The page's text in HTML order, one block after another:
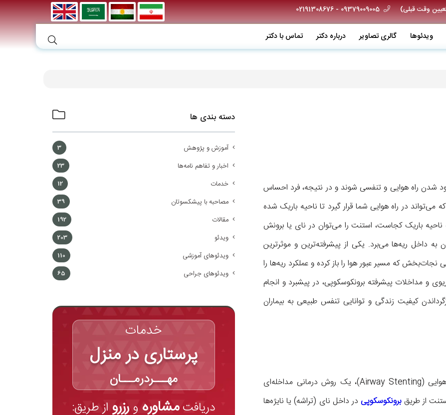
09379009005 - 02191308676
ویدئو‌ها گالری تصاویر درباره دکتر تماس با دکتر
شدن راه هوایی و تنفسی شوند و در نتیجه، فرد احساس
در راه هوایی شما قرار گیرد تا ناحیه باریک شده
باریک کجاست، استنت را می‌توان در نای یا برونش
به داخل ریه‌ها می‌برد. یکی از پیشرفته‌ترین و موثرترین
که مسیر عبور هوا را باز کرده و عملکرد ریه‌ها را
و مداخلات پیشرفته برونکوسکوپی، در پیشبرد و انجام
کیفیت زندگی و توانایی تنفس طبیعی به بیماران
استنت‌گذاری ریه یا به بیان دقیق‌تر استنت‌گذاری راه هوایی (Airway Stenting)، یک روش درمانی مداخله‌ای
از طریقبرونکوسکوپیدر داخل نای (تراشه) یا نایژه‌ها
دسته بندی ها
آموزش و پژوهش 3
اخبار و تفاهم نامه‌ها 23
خدمات 12
مصاحبه با پیشکسوتان 39
مقالات 192
ویدئو 203
ویدئوهای آموزشی 110
ویدئوهای جراحی 65
خدمات
پرستاری در منزل
مهـــردرمـــان
دریافتمشاوره و رزرو از طریق: